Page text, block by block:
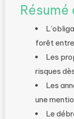
forêt entre
Les
risques
Les
une
Le